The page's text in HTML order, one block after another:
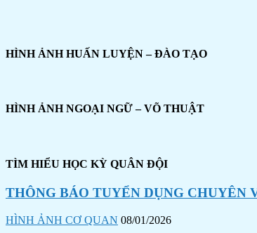
HÌNH ẢNH HUẤN LUYỆN – ĐÀO TẠO
HÌNH ẢNH NGOẠI NGỮ – VÕ THUẬT
TÌM HIỂU HỌC KỲ QUÂN ĐỘI
THÔNG BÁO TUYỂN DỤNG CHUYÊN
HÌNH ẢNH CƠ QUAN 08/01/2026